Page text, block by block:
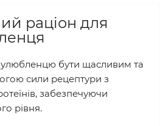
раціон для
бути щасливим та
сили рецептури з
забезпечуючи
рівня.